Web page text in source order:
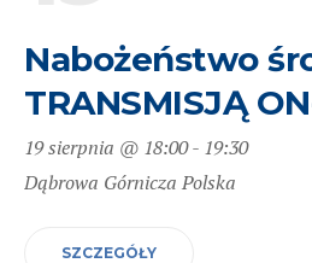
Nabożeństwo
TRANSMISJĄ
19 sierpnia @ 18:00- 19:30
Dąbrowa Górnicza Polska
SZCZEGÓŁY